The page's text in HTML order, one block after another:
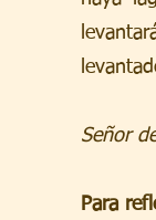
Señor
Para